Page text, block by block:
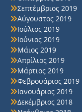
Σεπτέμβριος 2019
Αύγουστος 2019
Ιούλιος 2019
Ιούνιος 2019
Μάιος 2019
Απρίλιος 2019
Μάρτιος 2019
Φεβρουάριος 2019
Ιανουάριος 2019
Δεκέμβριος 2018